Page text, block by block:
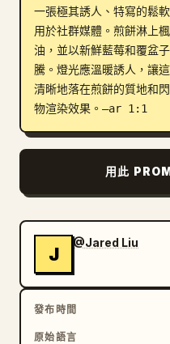
下載
部落格
更新
一張極其誘人、特寫的鬆
用於社群媒體。煎餅淋上
油，並以新鮮藍莓和覆盆
騰。燈光應溫暖誘人，讓
清晰地落在煎餅的質地和
物渲染效果。–ar 1:1
用此
J
@Jared Liu
發布時間
原始語言